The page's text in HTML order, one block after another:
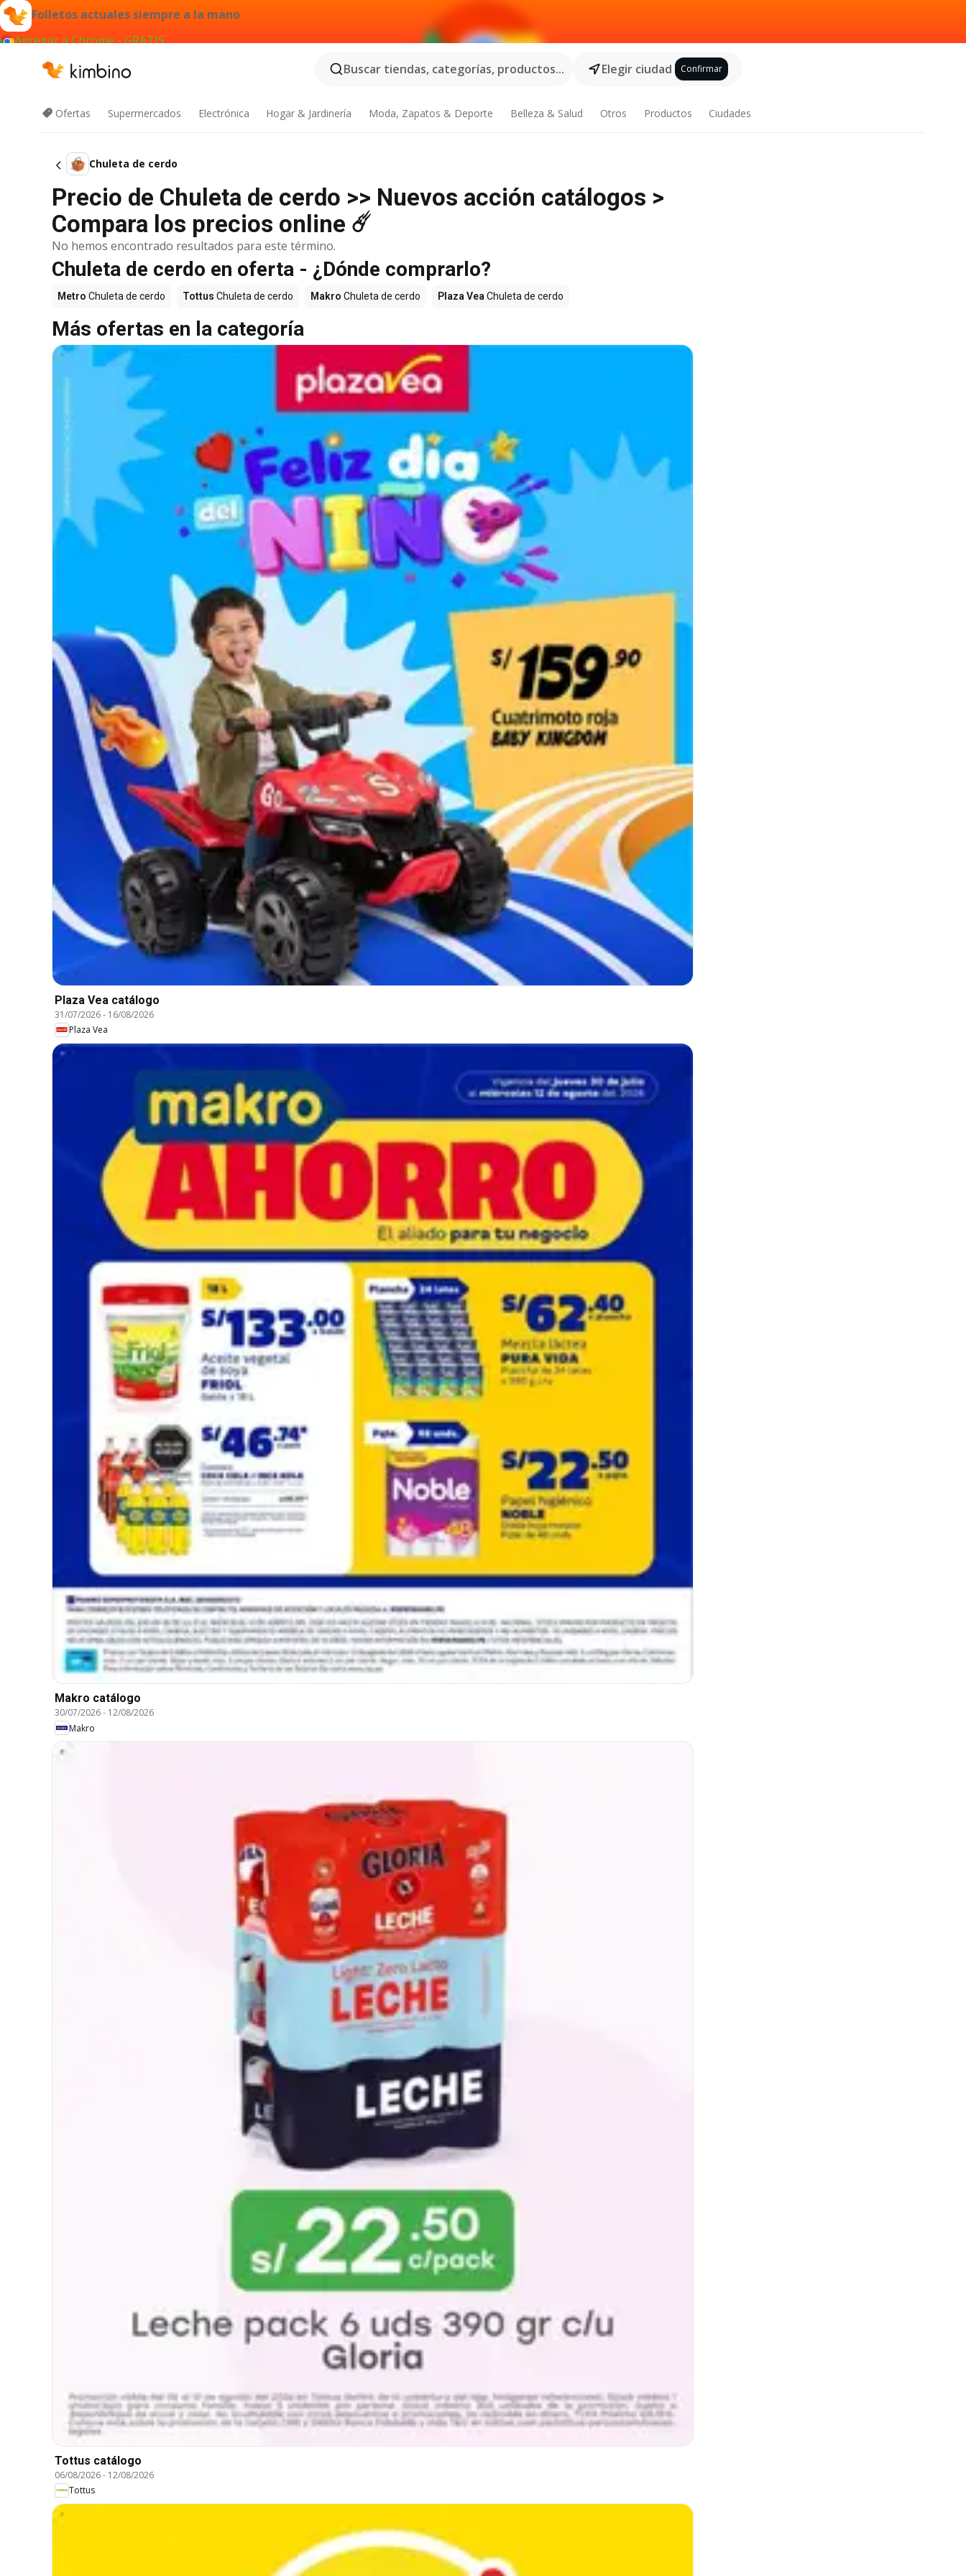
Folletos actuales siempre a la mano
Agregar a Chrome - GRATIS
Buscar tiendas, categorías, productos...
Elegir ciudad Confirmar
Ofertas Supermercados Electrónica Hogar & Jardinería Moda, Zapatos & Deporte Belleza & Salud Otros Productos Ciudades
Chuleta de cerdo
Precio de Chuleta de cerdo >> Nuevos acción catálogos >
Compara los precios online ☄️
No hemos encontrado resultados para este término.
Chuleta de cerdo en oferta - ¿Dónde comprarlo?
Metro Chuleta de cerdo Tottus Chuleta de cerdo Makro Chuleta de cerdo Plaza Vea Chuleta de cerdo
Más ofertas en la categoría
Plaza Vea catálogo
31/07/2026- 16/08/2026
Plaza Vea
Makro catálogo
30/07/2026- 12/08/2026
Makro
Tottus catálogo
06/08/2026- 12/08/2026
Tottus